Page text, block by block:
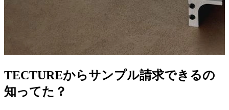
TECTUREからサンプル請求できるの
知ってた？